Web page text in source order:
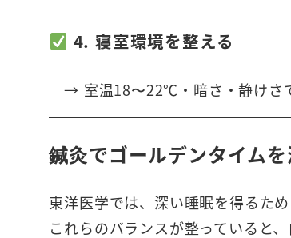
4. 寝室環境を整える
→ 室温18〜22℃・暗さ・静けさ
鍼灸でゴールデンタイム
東洋医学では、深い睡眠を得るた
これらのバランスが整っていると